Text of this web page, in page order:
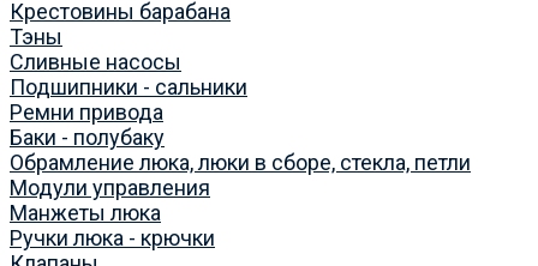
Крестовины барабана
Тэны
Сливные насосы
Подшипники - сальники
Ремни привода
Баки - полубаку
Обрамление люка, люки в сборе, стекла, петли
Модули управления
Манжеты люка
Ручки люка - крючки